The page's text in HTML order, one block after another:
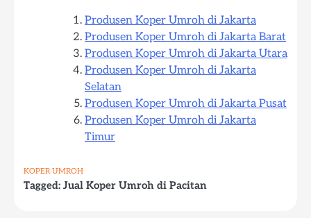
Produsen Koper Umroh di Jakarta
Produsen Koper Umroh di Jakarta Barat
Produsen Koper Umroh di Jakarta Utara
Produsen Koper Umroh di Jakarta
Selatan
Produsen Koper Umroh di Jakarta Pusat
Produsen Koper Umroh di Jakarta
Timur
KOPER UMROH
Tagged: Jual Koper Umroh di Pacitan